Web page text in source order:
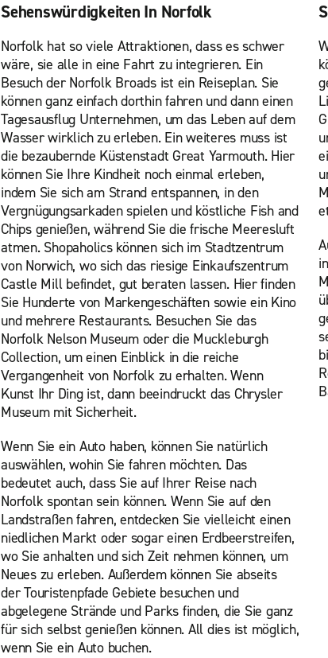
Sehenswürdigkeiten In Norfolk
Norfolk hat so viele Attraktionen, dass es schwer
wäre, sie alle in eine Fahrt zu integrieren. Ein
Besuch der Norfolk Broads ist ein Reiseplan. Sie
können ganz einfach dorthin fahren und dann einen
Tagesausflug Unternehmen, um das Leben auf dem
Wasser wirklich zu erleben. Ein weiteres muss ist
die bezaubernde Küstenstadt Great Yarmouth. Hier
können Sie Ihre Kindheit noch einmal erleben,
indem Sie sich am Strand entspannen, in den
Vergnügungsarkaden spielen und köstliche Fish and
Chips genießen, während Sie die frische Meeresluft
atmen. Shopaholics können sich im Stadtzentrum
von Norwich, wo sich das riesige Einkaufszentrum
Castle Mill befindet, gut beraten lassen. Hier finden
Sie Hunderte von Markengeschäften sowie ein Kino
und mehrere Restaurants. Besuchen Sie das
Norfolk Nelson Museum oder die Muckleburgh
Collection, um einen Einblick in die reiche
Vergangenheit von Norfolk zu erhalten. Wenn
Kunst Ihr Ding ist, dann beeindruckt das Chrysler
Museum mit Sicherheit.
Wenn Sie ein Auto haben, können Sie natürlich
auswählen, wohin Sie fahren möchten. Das
bedeutet auch, dass Sie auf Ihrer Reise nach
Norfolk spontan sein können. Wenn Sie auf den
Landstraßen fahren, entdecken Sie vielleicht einen
niedlichen Markt oder sogar einen Erdbeerstreifen,
wo Sie anhalten und sich Zeit nehmen können, um
Neues zu erleben. Außerdem können Sie abseits
der Touristenpfade Gebiete besuchen und
abgelegene Strände und Parks finden, die Sie ganz
für sich selbst genießen können. All dies ist möglich,
wenn Sie ein Auto buchen.